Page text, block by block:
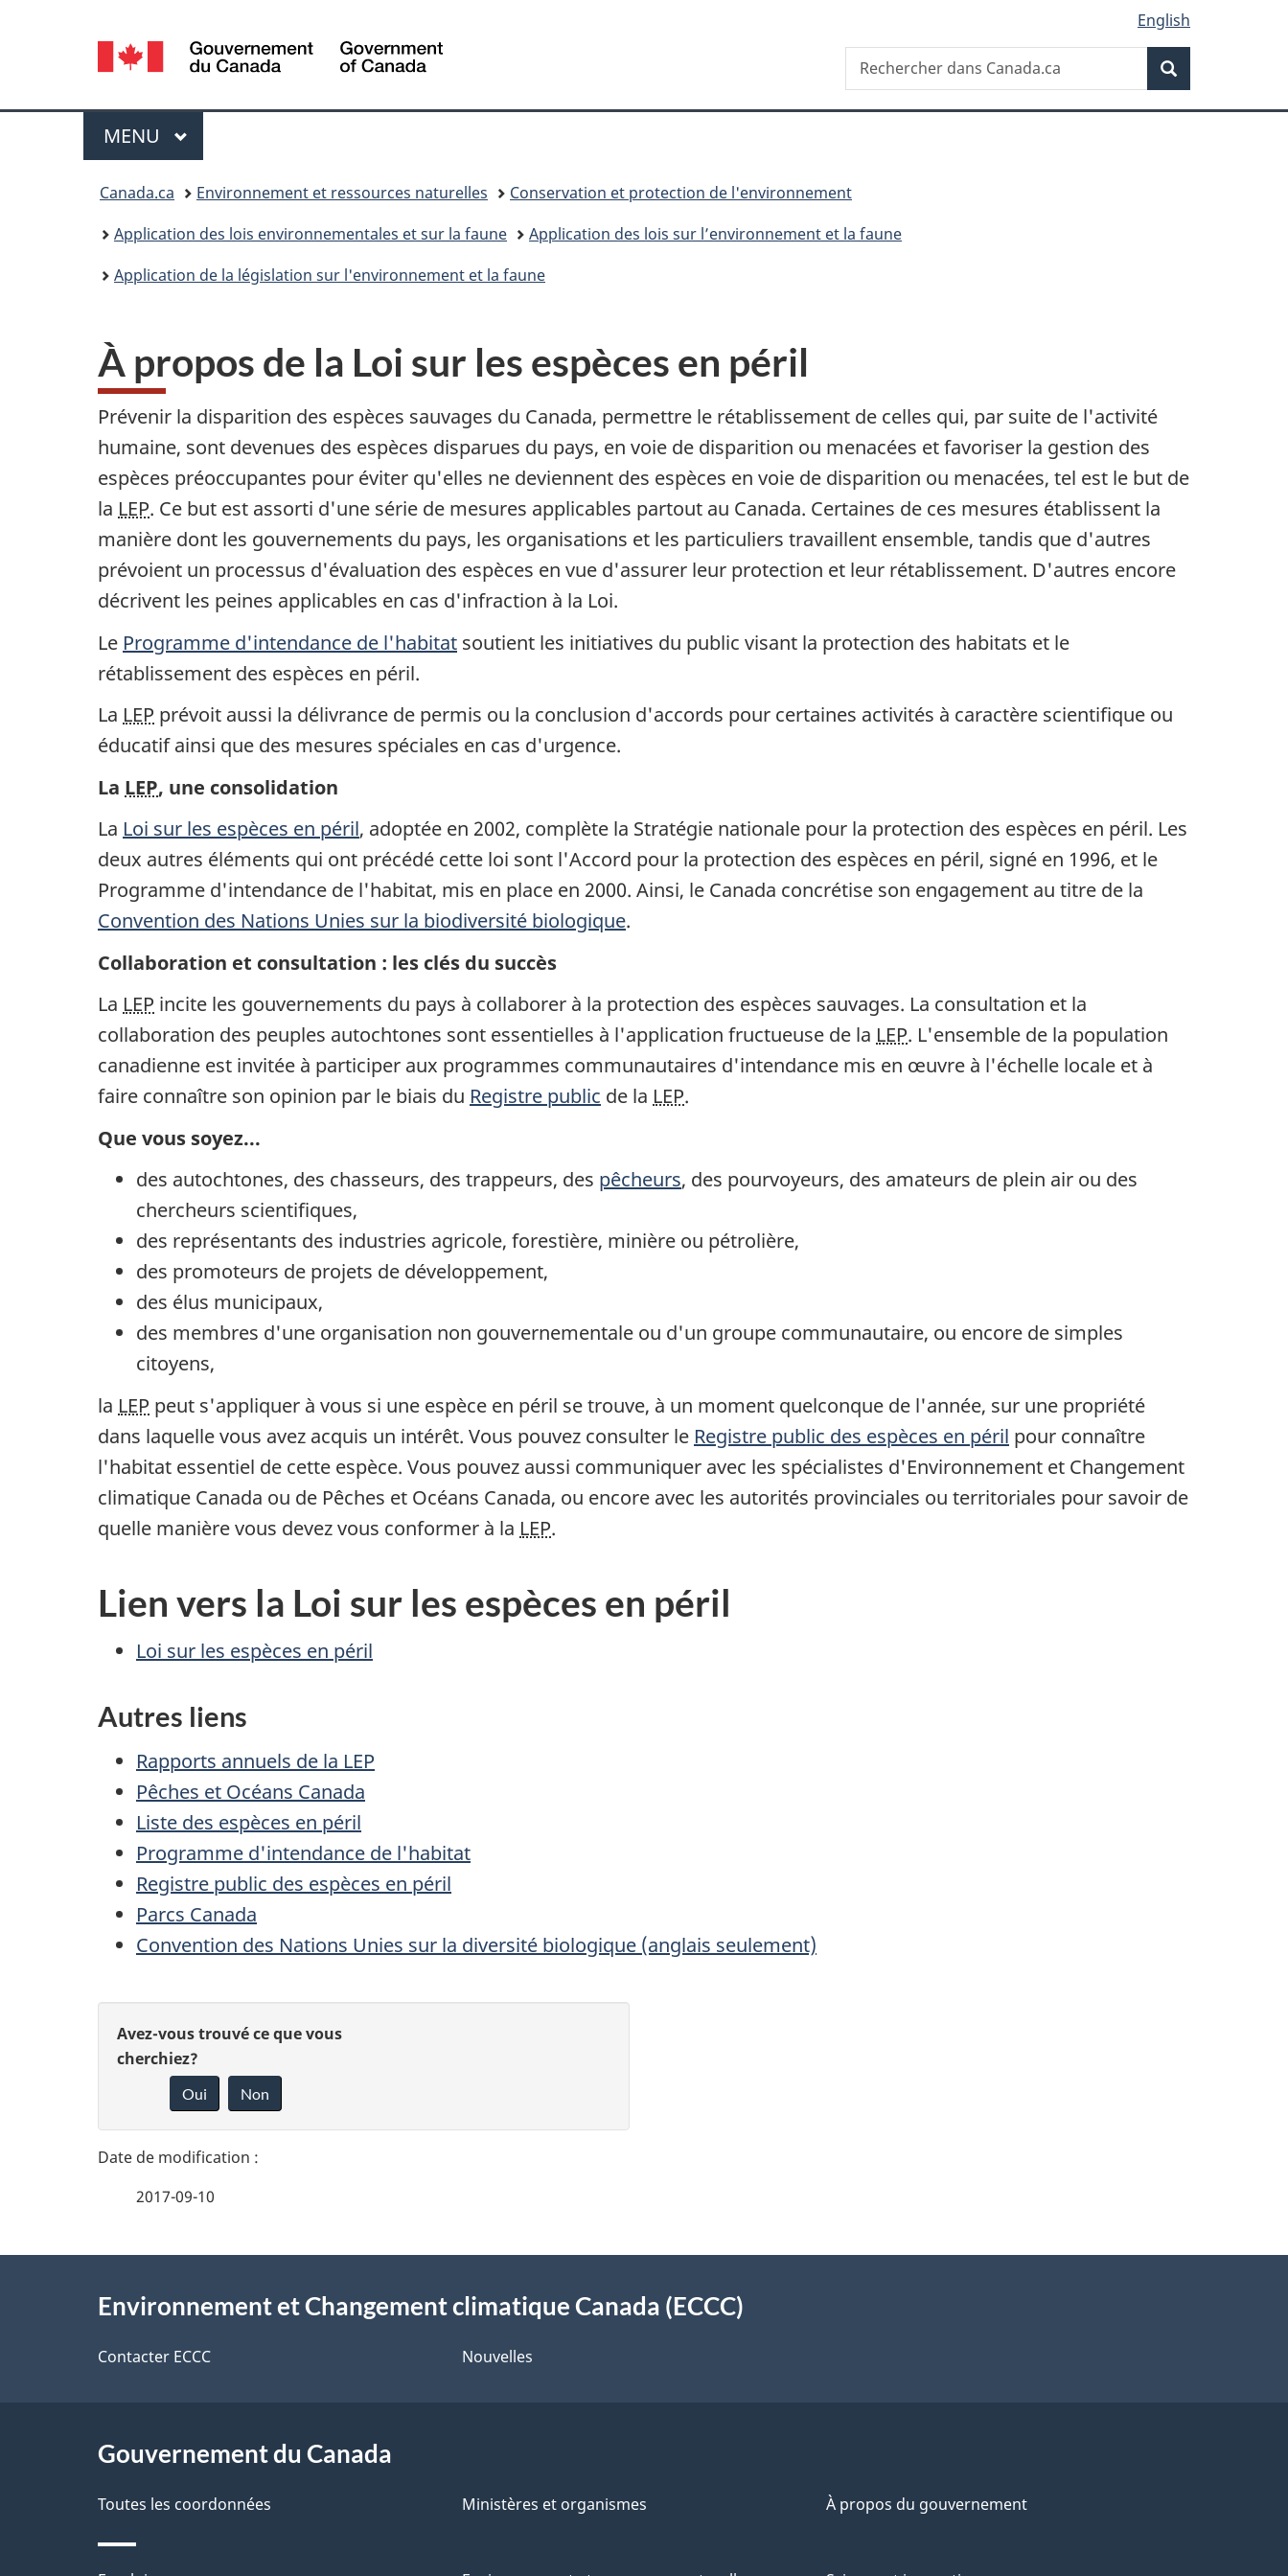
sujet
HTML
Sélection
de
la
langue
English
Canada
Recherche
Rechercher
dans
Menu
MENU PRINCIPAL
Canada.ca Environnement et ressources naturelles
Conservation et protection de l'environnement
Application des lois environnementales et sur la faune
Application des lois sur l’environnement et la faune
Application de la législation sur l'environnement et la faune
À propos de la Loi sur les espèces en péril
Prévenir la disparition des espèces sauvages du Canada, permettre le rétablissement de celles qui, par suite de l'activité
humaine, sont devenues des espèces disparues du pays, en voie de disparition ou menacées et favoriser la gestion des
espèces préoccupantes pour éviter qu'elles ne deviennent des espèces en voie de disparition ou menacées, tel est le but de
la LEP. Ce but est assorti d'une série de mesures applicables partout au Canada. Certaines de ces mesures établissent la
manière dont les gouvernements du pays, les organisations et les particuliers travaillent ensemble, tandis que d'autres
prévoient un processus d'évaluation des espèces en vue d'assurer leur protection et leur rétablissement. D'autres encore
décrivent les peines applicables en cas d'infraction à la Loi.
Le Programme d'intendance de l'habitat soutient les initiatives du public visant la protection des habitats et le
rétablissement des espèces en péril.
La LEP prévoit aussi la délivrance de permis ou la conclusion d'accords pour certaines activités à caractère scientifique ou
éducatif ainsi que des mesures spéciales en cas d'urgence.
La LEP, une consolidation
La Loi sur les espèces en péril, adoptée en 2002, complète la Stratégie nationale pour la protection des espèces en péril. Les
deux autres éléments qui ont précédé cette loi sont l'Accord pour la protection des espèces en péril, signé en 1996, et le
Programme d'intendance de l'habitat, mis en place en 2000. Ainsi, le Canada concrétise son engagement au titre de la
Convention des Nations Unies sur la biodiversité biologique.
Collaboration et consultation : les clés du succès
La LEP incite les gouvernements du pays à collaborer à la protection des espèces sauvages. La consultation et la
collaboration des peuples autochtones sont essentielles à l'application fructueuse de la LEP. L'ensemble de la population
canadienne est invitée à participer aux programmes communautaires d'intendance mis en œuvre à l'échelle locale et à
faire connaître son opinion par le biais du Registre public de la LEP.
Que vous soyez...
des autochtones, des chasseurs, des trappeurs, des pêcheurs, des pourvoyeurs, des amateurs de plein air ou des
chercheurs scientifiques,
des représentants des industries agricole, forestière, minière ou pétrolière,
des promoteurs de projets de développement,
des élus municipaux,
des membres d'une organisation non gouvernementale ou d'un groupe communautaire, ou encore de simples
citoyens,
la LEP peut s'appliquer à vous si une espèce en péril se trouve, à un moment quelconque de l'année, sur une propriété
dans laquelle vous avez acquis un intérêt. Vous pouvez consulter le Registre public des espèces en péril pour connaître
l'habitat essentiel de cette espèce. Vous pouvez aussi communiquer avec les spécialistes d'Environnement et Changement
climatique Canada ou de Pêches et Océans Canada, ou encore avec les autorités provinciales ou territoriales pour savoir de
quelle manière vous devez vous conformer à la LEP.
Lien vers la Loi sur les espèces en péril
Loi sur les espèces en péril
Autres liens
Rapports annuels de la LEP
Pêches et Océans Canada
Liste des espèces en péril
Programme d'intendance de l'habitat
Registre public des espèces en péril
Parcs Canada
Convention des Nations Unies sur la diversité biologique (anglais seulement)
D
é
a
l
s
d
a
p
a
D
n
v
o
r
Avez-vous trouvé ce que vous
cherchiez?
Oui Non
2017-09-10
proposEnvironnement et Changement climatique Canada (ECCC)
Contacter ECCC Nouvelles
Gouvernement du Canada
Toutes les coordonnées Ministères et organismes À propos du gouvernement